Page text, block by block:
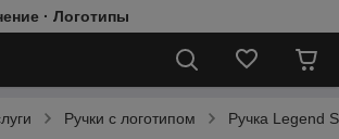
· Логотипы
Ручки с логотипом Ручка Legend